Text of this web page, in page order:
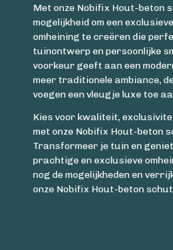
Met onze Nobifix Hout-beton
mogelijkheid om een
omheining te creëren die
tuinontwerp en persoonlijke
voorkeur geeft aan een
meer traditionele ambiance,
voegen een vleugje luxe toe
Kies voor kwaliteit,
met onze Nobifix Hout-beton
Transformeer je tuin en
prachtige en exclusieve
nog de mogelijkheden en
onze Nobifix Hout-beton